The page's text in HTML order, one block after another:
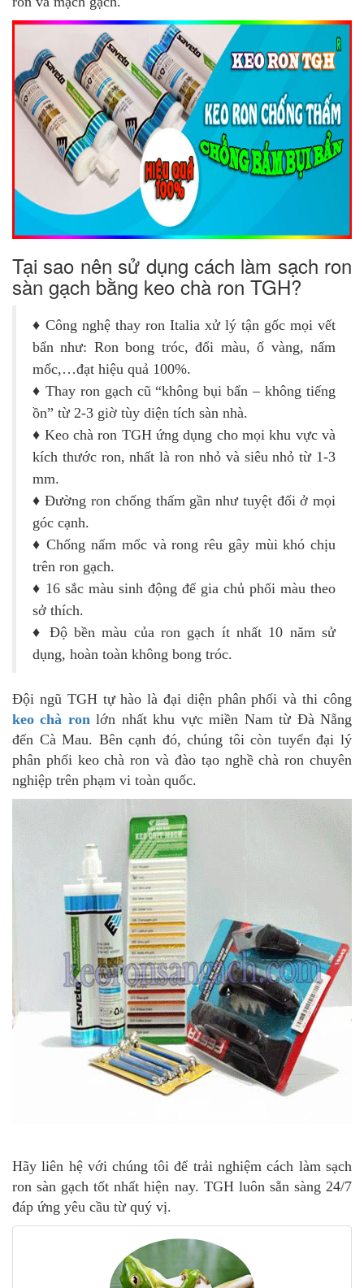
Tại sao nên sử dụng cách làm sạch ron
sàn gạch bằng keo chà ron TGH?
♦ Công nghệ thay ron Italia xử lý tận gốc mọi vết
bẩn như: Ron bong tróc, đổi màu, ố vàng, nấm
mốc,…đạt hiệu quả 100%.
♦ Thay ron gạch cũ “không bụi bẩn – không tiếng
ồn” từ 2-3 giờ tùy diện tích sàn nhà.
♦ Keo chà ron TGH ứng dụng cho mọi khu vực và
kích thước ron, nhất là ron nhỏ và siêu nhỏ từ 1-3
mm.
♦ Đường ron chống thấm gần như tuyệt đối ở mọi
góc cạnh.
♦ Chống nấm mốc và rong rêu gây mùi khó chịu
trên ron gạch.
♦ 16 sắc màu sinh động để gia chủ phối màu theo
sở thích.
♦ Độ bền màu của ron gạch ít nhất 10 năm sử
dụng, hoàn toàn không bong tróc.
Đội ngũ TGH tự hào là đại diện phân phối và thi công
keo chà ronlớn nhất khu vực miền Nam từ Đà Nẵng
đến Cà Mau. Bên cạnh đó, chúng tôi còn tuyển đại lý
phân phối keo chà ron và đào tạo nghề chà ron chuyên
nghiệp trên phạm vi toàn quốc.
Hãy liên hệ với chúng tôi để trải nghiệm cách làm sạch
ron sàn gạch tốt nhất hiện nay. TGH luôn sẵn sàng 24/7
đáp ứng yêu cầu từ quý vị.